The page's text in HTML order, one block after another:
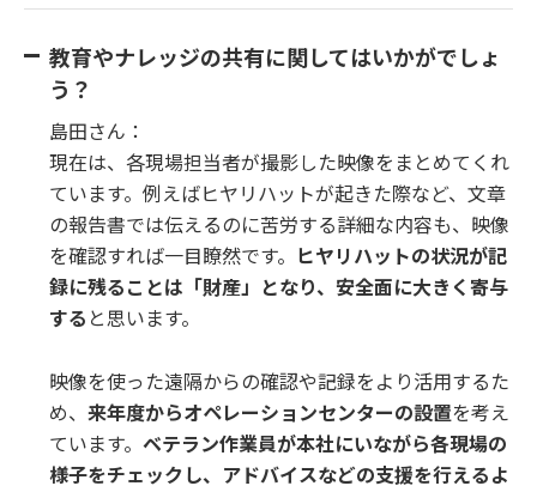
教育やナレッジの共有に関してはいかがでしょ
う？
島田さん：
現在は、各現場担当者が撮影した映像をまとめてくれ
ています。例えばヒヤリハットが起きた際など、文章
の報告書では伝えるのに苦労する詳細な内容も、映像
を確認すれば一目瞭然です。 ヒヤリハットの状況が記
録に残ることは「財産」となり、安全面に大きく寄与
する と思います。
映像を使った遠隔からの確認や記録をより活用するた
め、 来年度からオペレーションセンターの設置を考え
ています。 ベテラン作業員が本社にいながら各現場の
様子をチェックし、アドバイスなどの支援を行えるよ